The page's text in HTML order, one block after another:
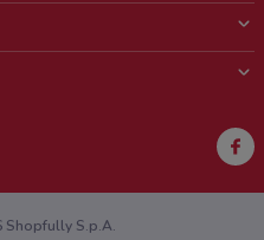
Shopfully S.p.A.